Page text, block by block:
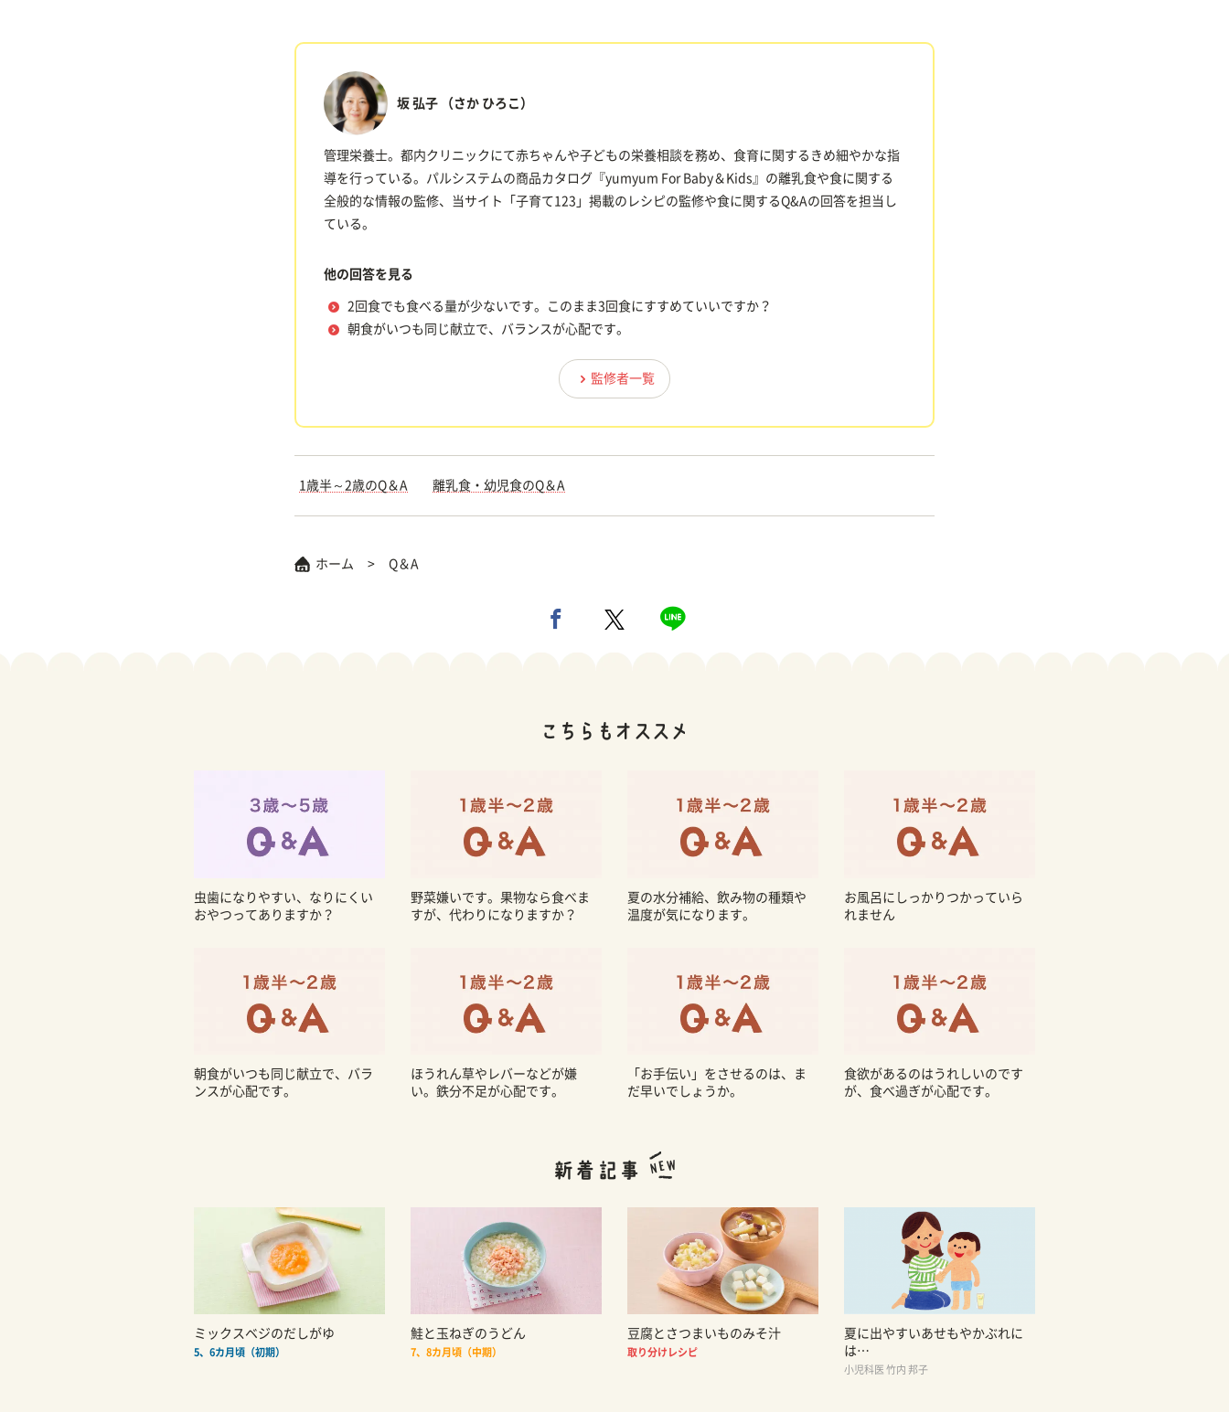
坂 弘子 （さか ひろこ）
管理栄養士。都内クリニックにて赤ちゃんや子どもの栄養相談を務め、食育に関するきめ細やかな指
導を行っている。パルシステムの商品カタログ『yumyum For Baby＆Kids』の離乳食や食に関する
全般的な情報の監修、当サイト「子育て123」掲載のレシピの監修や食に関するQ&Aの回答を担当し
ている。
他の回答を見る
2回食でも食べる量が少ないです。このまま3回食にすすめていいですか？
朝食がいつも同じ献立で、バランスが心配です。
監修者一覧
1歳半～2歳のQ＆A 離乳食・幼児食のQ＆A
ホーム Q＆A
虫歯になりやすい、なりにくい
おやつってありますか？
野菜嫌いです。果物なら食べま
すが、代わりになりますか？
夏の水分補給、飲み物の種類や
温度が気になります。
お風呂にしっかりつかっていら
れません
朝食がいつも同じ献立で、バラ
ンスが心配です。
ほうれん草やレバーなどが嫌
い。鉄分不足が心配です。
「お手伝い」をさせるのは、ま
だ早いでしょうか。
食欲があるのはうれしいのです
が、食べ過ぎが心配です。
ミックスベジのだしがゆ
5、6カ月頃（初期）
鮭と玉ねぎのうどん
7、8カ月頃（中期）
豆腐とさつまいものみそ汁
取り分けレシピ
夏に出やすいあせもやかぶれに
は…
小児科医 竹内 邦子